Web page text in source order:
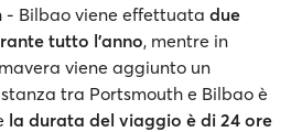
Bilbao viene effettuata due
tutto l'anno, mentre in
viene aggiunto un
tra Portsmouth e Bilbao è
la durata del viaggio è di 24 ore